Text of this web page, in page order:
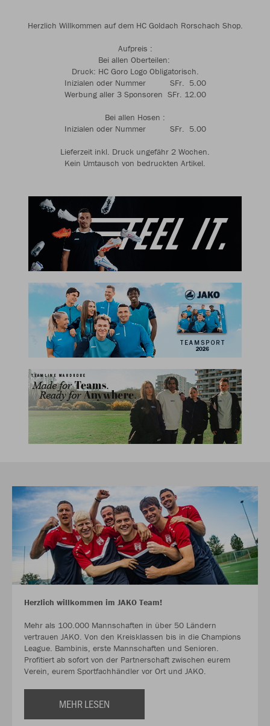
Herzlich Willkommen auf dem HC Goldach Rorschach Shop.
Aufpreis :
Bei allen Oberteilen:
Druck: HC Goro Logo Obligatorisch.
Inizialen oder Nummer SFr. 5.00
Werbung aller 3 Sponsoren SFr. 12.00
Bei allen Hosen :
Inizialen oder Nummer SFr. 5.00
Lieferzeit inkl. Druck ungefähr 2 Wochen.
Kein Umtausch von bedruckten Artikel.
Herzlich willkommen im JAKO Team!
Mehr als 100.000 Mannschaften in über 50 Ländern
vertrauen JAKO. Von den Kreisklassen bis in die Champions
League. Bambinis, erste Mannschaften und Senioren.
Profitiert ab sofort von der Partnerschaft zwischen eurem
Verein, eurem Sportfachhändler vor Ort und JAKO.
MEHR LESEN